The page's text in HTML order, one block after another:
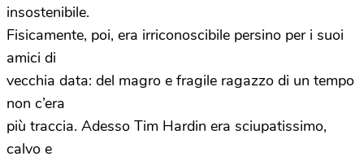
insostenibile.
Fisicamente, poi, era irriconoscibile persino per i suoi
amici di
vecchia data: del magro e fragile ragazzo di un tempo
non c’era
più traccia. Adesso Tim Hardin era sciupatissimo,
calvo e